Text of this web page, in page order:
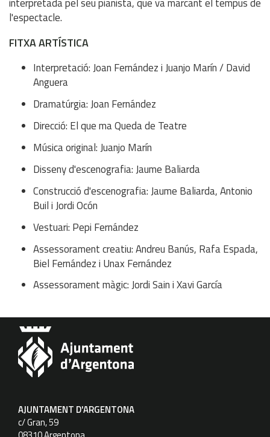
interpretada pel seu pianista, que va marcant el tempus de
l'espectacle.
FITXA ARTÍSTICA
Interpretació: Joan Fernández i Juanjo Marín / David
Anguera
Dramatúrgia: Joan Fernández
Direcció: El que ma Queda de Teatre
Música original: Juanjo Marín
Disseny d'escenografia: Jaume Baliarda
Construcció d'escenografia: Jaume Baliarda, Antonio
Buil i Jordi Ocón
Vestuari: Pepi Fernández
Assessorament creatiu: Andreu Banús, Rafa Espada,
Biel Fernández i Unax Fernández
Assessorament màgic: Jordi Sain i Xavi García
AJUNTAMENT D'ARGENTONA
c/ Gran, 59